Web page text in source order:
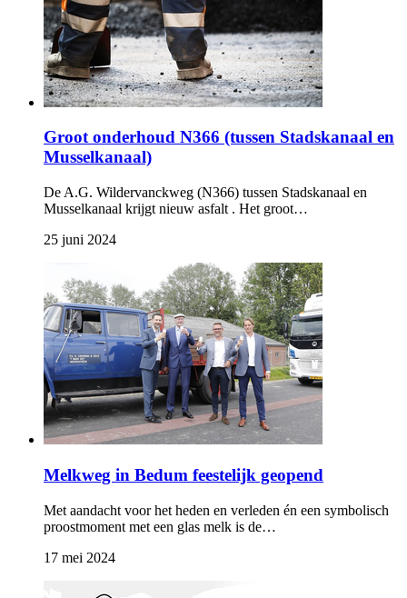
Groot onderhoud N366 (tussen Stadskanaal en
Musselkanaal)
De A.G. Wildervanckweg (N366) tussen Stadskanaal en
Musselkanaal krijgt nieuw asfalt . Het groot…
25 juni 2024
Melkweg in Bedum feestelijk geopend
Met aandacht voor het heden en verleden én een symbolisch
proostmoment met een glas melk is de…
17 mei 2024